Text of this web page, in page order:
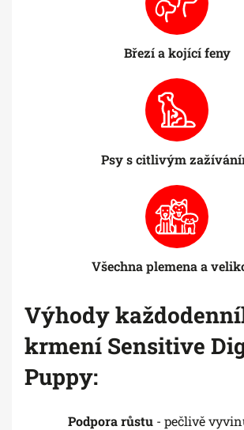
Březí a kojící feny
Psy s citlivým
Všechna plemena a
Výhody
krmení Sensitive
Puppy:
Podpora růstu - pečlivě